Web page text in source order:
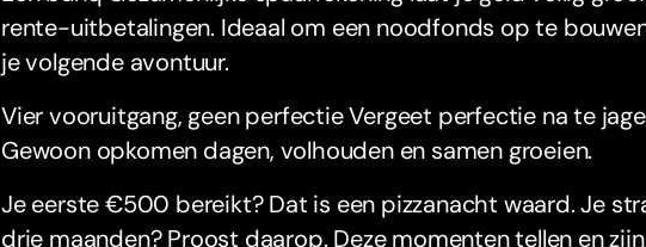
rente-uitbetalingen. Ideaal om een noodfonds op te
je volgende avontuur.
Vier vooruitgang, geen perfectie Vergeet perfectie na te
Gewoon opkomen dagen, volhouden en samen groeien.
Je eerste €500 bereikt? Dat is een pizzanacht waard. Je
drie maanden? Proost daarop. Deze momenten tellen en